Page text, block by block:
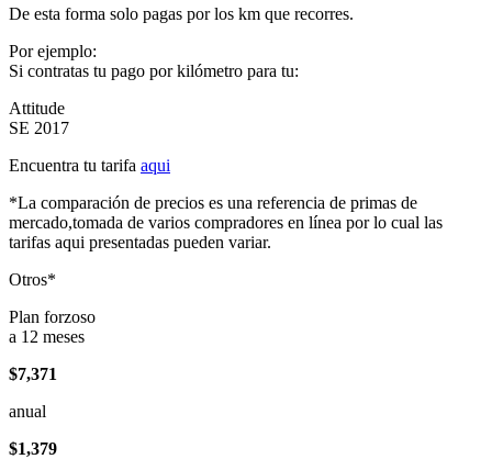
De esta forma solo pagas por los km que recorres.
Por ejemplo:
Si contratas tu pago por kilómetro para tu:
Attitude
SE 2017
Encuentra tu tarifa aqui
*La comparación de precios es una referencia de primas de
mercado,tomada de varios compradores en línea por lo cual las
tarifas aqui presentadas pueden variar.
Otros*
Plan forzoso
a 12 meses
$7,371
anual
$1,379